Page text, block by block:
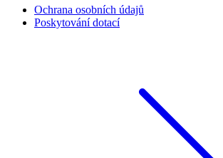
Ochrana osobních údajů
Poskytování dotací